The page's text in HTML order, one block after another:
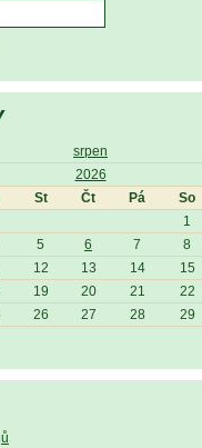
srpen
2026
St Čt Pá So
1
5 6 7 8
12 13 14 15
19 20 21 22
26 27 28 29